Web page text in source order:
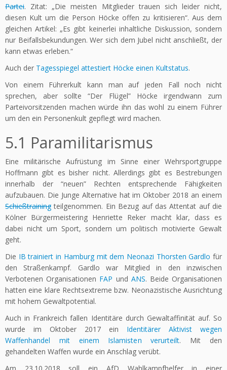
Partei. Zitat: „Die meisten Mitglieder trauen sich leider nicht,
diesen Kult um die Person Höcke offen zu kritisieren“. Aus dem
gleichen Artikel: „Es gibt keinerlei inhaltliche Diskussion, sondern
nur Beifallsbekundungen. Wer sich dem Jubel nicht anschließt, der
kann etwas erleben.“
Auch der Tagesspiegel attestiert Höcke einen Kultstatus.
Von einem Führerkult kann man auf jeden Fall noch nicht
sprechen, aber sollte “Der Flügel” Höcke irgendwann zum
Parteivorsitzenden machen würde ihn das wohl zu einem Führer
um den ein Personenkult gepflegt wird machen.
5.1 Paramilitarismus
Eine militärische Aufrüstung im Sinne einer Wehrsportgruppe
Hoffmann gibt es bisher nicht. Allerdings gibt es Bestrebungen
innerhalb der “neuen” Rechten entsprechende Fähigkeiten
aufzubauen. Die Junge Alternative hat im Oktober 2018 an einem
Schießtrainingteilgenommen. Ein Bezug auf das Attentat auf die
Kölner Bürgermeistering Henriette Reker macht klar, dass es
dabei nicht um Sport, sondern um politisch motivierte Gewalt
geht.
Die IB trainiert in Hamburg mit dem Neonazi Thorsten Gardlo für
den Straßenkampf. Gardlo war Mitglied in den inzwischen
Verbotenen Organisationen FAP und ANS. Beide Organisationen
hatten eine klare Rechtsextreme bzw. Neonazistische Ausrichtung
mit hohem Gewaltpotential.
Auch in Frankreich fallen Identitäre durch Gewaltaffinität auf. So
wurde im Oktober 2017 ein Identitärer Aktivist wegen
Waffenhandel mit einem Islamisten verurteilt. Mit den
gehandelten Waffen wurde ein Anschlag verübt.